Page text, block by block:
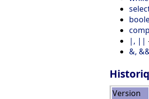
|, ||
&,
Version